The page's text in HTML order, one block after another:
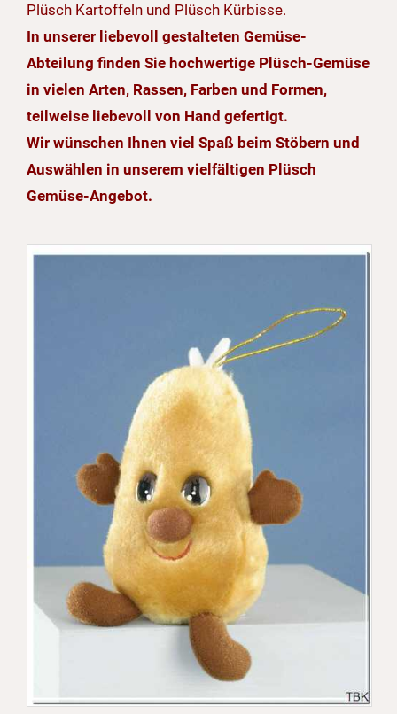
Plüsch Kartoffeln und Plüsch Kürbisse.
In unserer liebevoll gestalteten Gemüse-
Abteilung finden Sie hochwertige Plüsch-Gemüse
in vielen Arten, Rassen, Farben und Formen,
teilweise liebevoll von Hand gefertigt.
Wir wünschen Ihnen viel Spaß beim Stöbern und
Auswählen in unserem vielfältigen Plüsch
Gemüse-Angebot.